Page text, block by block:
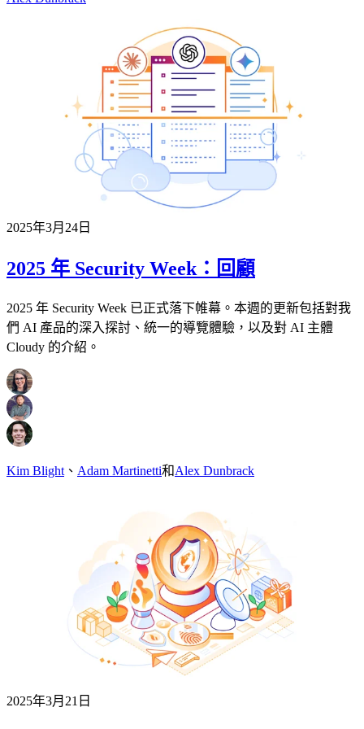
2025年3月24日
2025 年 Security Week：回顧
2025 年 Security Week 已正式落下帷幕。本週的更新包括對我
們 AI 產品的深入探討、統一的導覽體驗，以及對 AI 主體
Cloudy 的介紹。
Kim Blight 、 Adam Martinetti和Alex Dunbrack
2025年3月21日